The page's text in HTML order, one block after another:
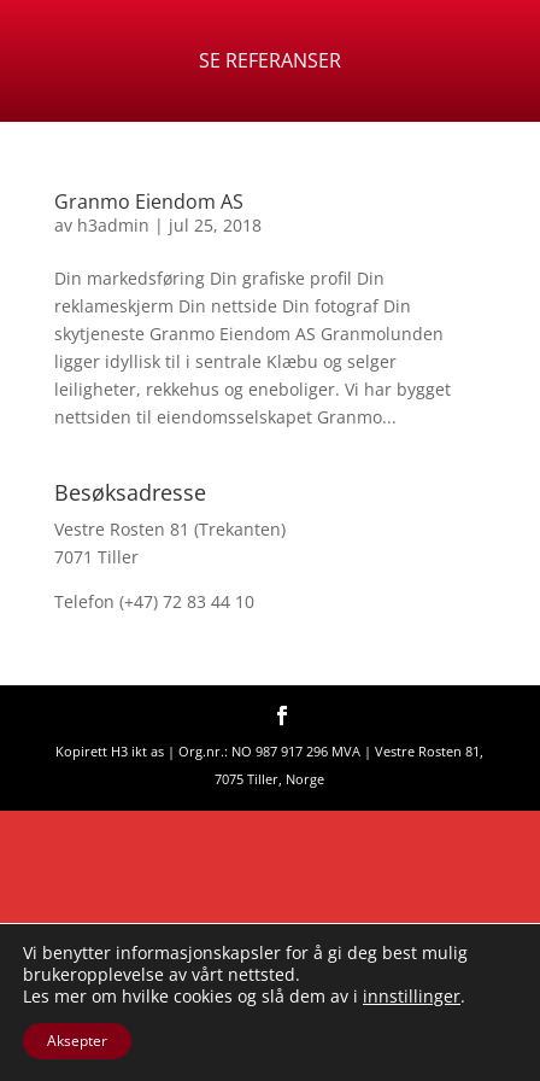
SE REFERANSER
Granmo Eiendom AS
av h3admin | jul 25, 2018
Din markedsføring Din grafiske profil Din
reklameskjerm Din nettside Din fotograf Din
skytjeneste Granmo Eiendom AS Granmolunden
ligger idyllisk til i sentrale Klæbu og selger
leiligheter, rekkehus og eneboliger. Vi har bygget
nettsiden til eiendomsselskapet Granmo...
Besøksadresse
Vestre Rosten 81 (Trekanten)
7071 Tiller
Telefon (+47) 72 83 44 10
Kopirett H3 ikt as | Org.nr.: NO 987 917 296 MVA | Vestre Rosten 81,
7075 Tiller, Norge
Vi benytter informasjonskapsler for å gi deg best mulig
brukeropplevelse av vårt nettsted.
Les mer om hvilke cookies og slå dem av i innstillinger.
Aksepter